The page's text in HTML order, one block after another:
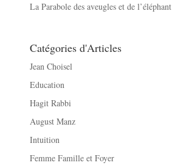
La Parabole des aveugles et de l’éléphant
Catégories d'Articles
Jean Choisel
Education
Hagit Rabbi
August Manz
Intuition
Femme Famille et Foyer